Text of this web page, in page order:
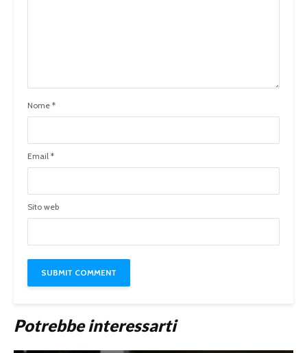
Nome *
Email *
Sito web
Potrebbe interessarti